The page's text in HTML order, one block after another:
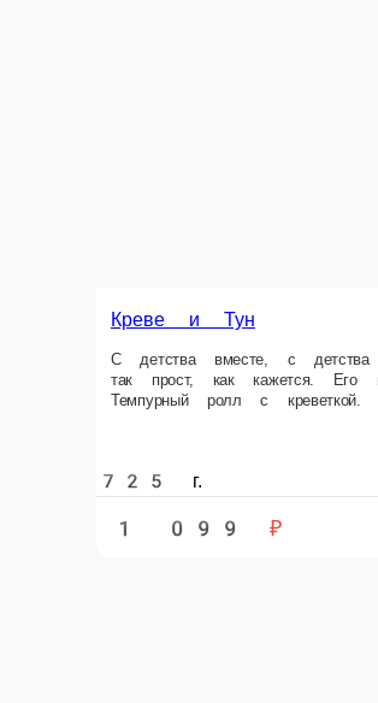
Креве и Тун
С детства вместе, с детства враждуют.
Ролл с тунцом и креветкой, Ролл с
725 г.
1 099 ₽